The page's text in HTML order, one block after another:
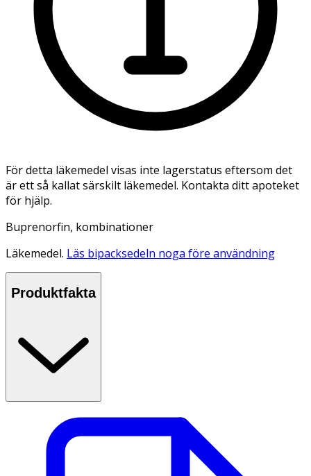
För detta läkemedel visas inte lagerstatus eftersom det
är ett så kallat särskilt läkemedel. Kontakta ditt apoteket
för hjälp.
Buprenorfin, kombinationer
Läkemedel. Läs bipacksedeln noga före användning
Produktfakta